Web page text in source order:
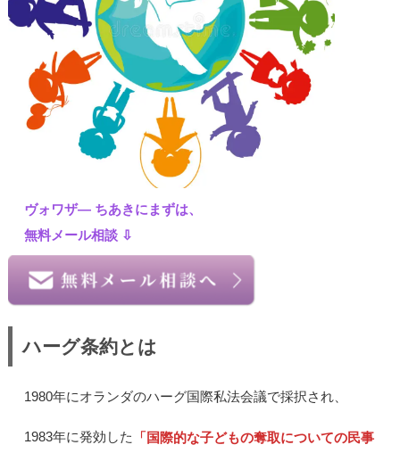
ヴォワザ― ちあきにまずは、
無料メール相談 ⇩
ハーグ条約とは
1980年にオランダのハーグ国際私法会議で採択され、
1983年に発効した
「国際的な子どもの奪取についての民事